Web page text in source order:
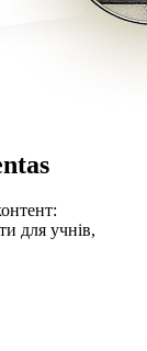
для учнів,